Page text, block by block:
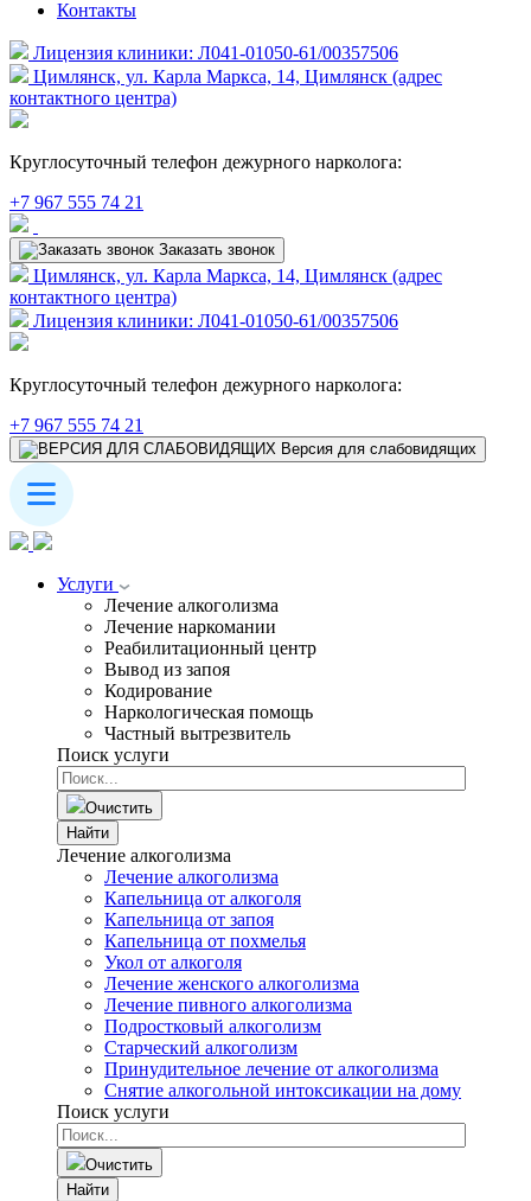
Контакты
Лицензия клиники: Л041-01050-61/00357506
Цимлянск, ул. Карла Маркса, 14, Цимлянск (адрес
контактного центра)
Круглосуточный телефон дежурного нарколога:
+7 967 555 74 21
Заказать звонок
Цимлянск, ул. Карла Маркса, 14, Цимлянск (адрес
контактного центра)
Лицензия клиники: Л041-01050-61/00357506
Круглосуточный телефон дежурного нарколога:
+7 967 555 74 21
Версия для слабовидящих
Услуги
Лечение алкоголизма
Лечение наркомании
Реабилитационный центр
Вывод из запоя
Кодирование
Наркологическая помощь
Частный вытрезвитель
Поиск услуги
Очистить
Найти
Лечение алкоголизма
Лечение алкоголизма
Капельница от алкоголя
Капельница от запоя
Капельница от похмелья
Укол от алкоголя
Лечение женского алкоголизма
Лечение пивного алкоголизма
Подростковый алкоголизм
Старческий алкоголизм
Принудительное лечение от алкоголизма
Снятие алкогольной интоксикации на дому
Поиск услуги
Очистить
Найти